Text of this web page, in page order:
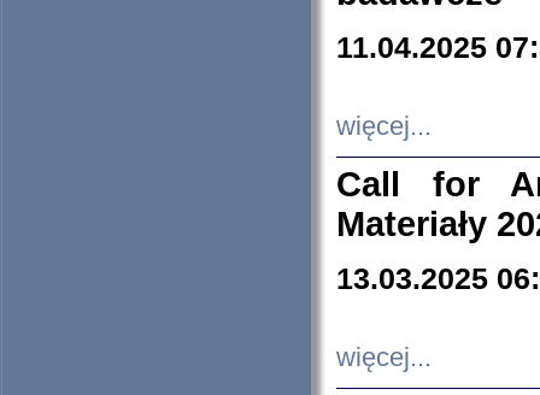
11.04.2025
więcej...
Call for
Materiały
13.03.2025
więcej...